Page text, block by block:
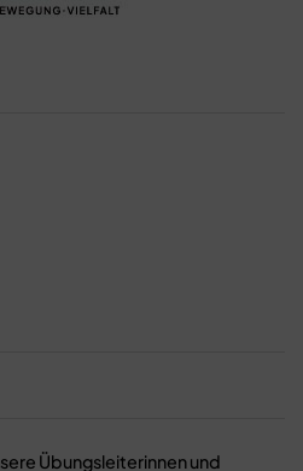
Übungsleiterinnen und